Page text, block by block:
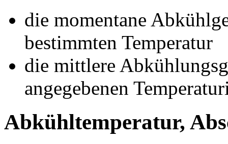
die momentane
bestimmten Temperatur
die mittlere
angegebenen
Abkühltemperatur,